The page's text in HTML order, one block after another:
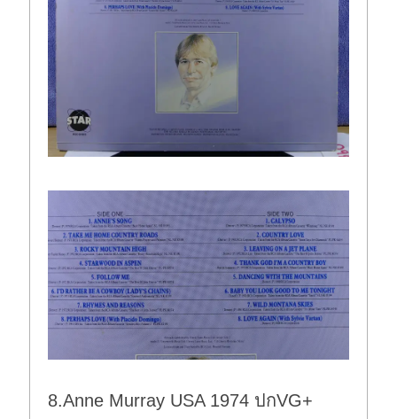
8.Anne Murray USA 1974 ปกVG+